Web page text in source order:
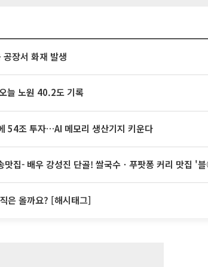
장서 화재 발생
늘 노원 40.2도 기록
54조 투자…AI 메모리 생산기지 키운다
맛집- 배우 강성진 단골! 쌀국수ㆍ푸팟퐁 커리 맛
은 올까요? [해시태그]